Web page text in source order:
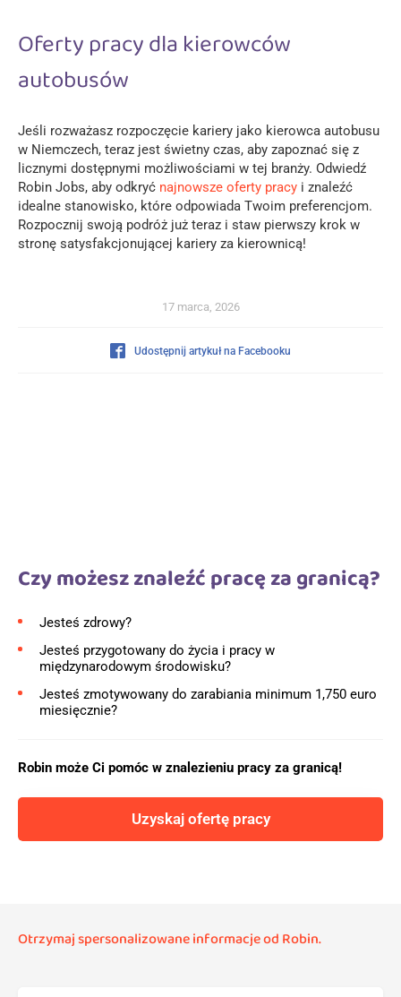
Oferty pracy dla kierowców
autobusów
Jeśli rozważasz rozpoczęcie kariery jako kierowca autobusu
w Niemczech, teraz jest świetny czas, aby zapoznać się z
licznymi dostępnymi możliwościami w tej branży. Odwiedź
Robin Jobs, aby odkryć najnowsze oferty pracy i znaleźć
idealne stanowisko, które odpowiada Twoim preferencjom.
Rozpocznij swoją podróż już teraz i staw pierwszy krok w
stronę satysfakcjonującej kariery za kierownicą!
17 marca, 2026
Udostępnij artykuł na Facebooku
Czy możesz znaleźć pracę za granicą?
Jesteś zdrowy?
Jesteś przygotowany do życia i pracy w
międzynarodowym środowisku?
Jesteś zmotywowany do zarabiania minimum 1,750 euro
miesięcznie?
Robin może Ci pomóc w znalezieniu pracy za granicą!
Uzyskaj ofertę pracy
Otrzymaj spersonalizowane informacje od Robin.